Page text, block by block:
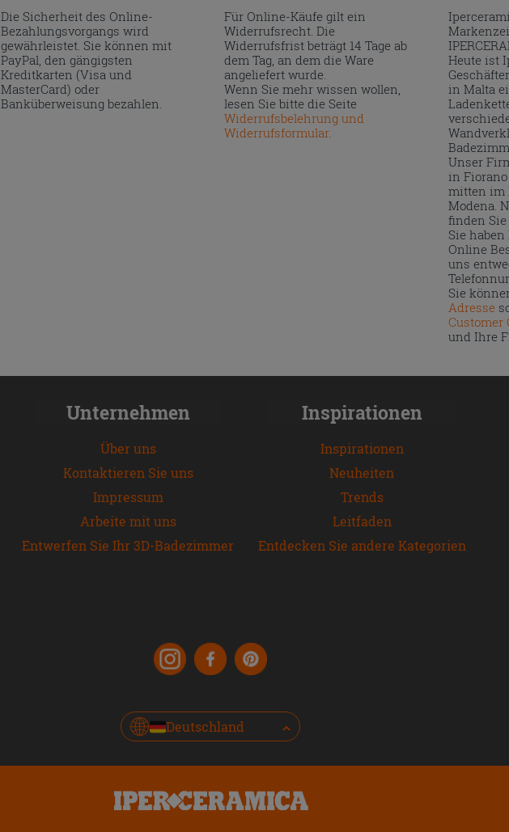
Die Sicherheit des Online-
Bezahlungsvorgangs wird
gewährleistet. Sie können mit
PayPal, den gängigsten
Kreditkarten (Visa und
MasterCard) oder
Banküberweisung bezahlen.
Für Online-Käufe gilt ein
Widerrufsrecht. Die
Widerrufsfrist beträgt 14 Tage ab
dem Tag, an dem die Ware
angeliefert wurde.
Wenn Sie mehr wissen wollen,
lesen Sie bitte die Seite
Widerrufsbelehrung und
Widerrufsformular.
Heute ist
in Malta
Unser
in Fiorano
mitten im
Modena.
finden Sie
Sie
Online
uns
Sie
Adresse
Customer
und Ihre
Unternehmen
Über uns
Kontaktieren Sie uns
Impressum
Arbeite mit uns
Entwerfen Sie Ihr 3D-Badezimmer
Inspirationen
Inspirationen
Neuheiten
Trends
Leitfaden
Entdecken Sie andere Kategorien
Deutschland